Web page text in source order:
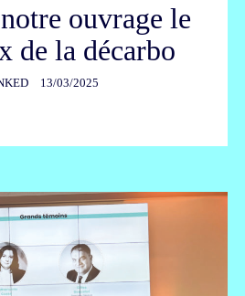
ouvrage le
de la décarbo
13/03/2025